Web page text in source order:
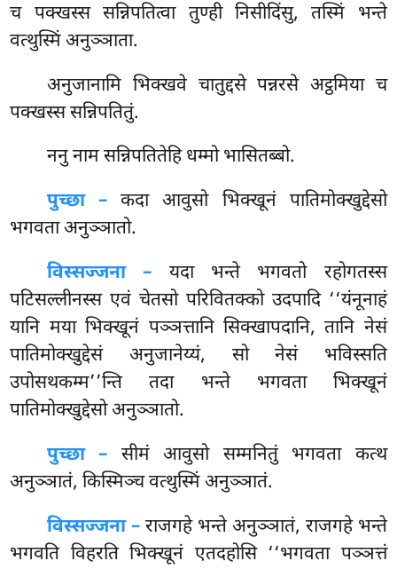
च पक्खस्स सन्निपतित्वा तुण्ही निसीदिंसु, तस्मिं भन्ते
वत्थुस्मिं अनुञ्ञाता.
अनुजानामि भिक्खवे चातुद्दसे पन्नरसे अट्ठमिया च
पक्खस्स सन्निपतितुं.
ननु नाम सन्निपतितेहि धम्मो भासितब्बो.
पुच्छा – कदा आवुसो भिक्खूनं पातिमोक्खुद्देसो
भगवता अनुञ्ञातो.
विस्सज्जना – यदा भन्ते भगवतो रहोगतस्स
पटिसल्लीनस्स एवं चेतसो परिवितक्को उदपादि ‘‘यंनूनाहं
यानि मया भिक्खूनं पञ्ञत्तानि सिक्खापदानि, तानि नेसं
पातिमोक्खुद्देसं अनुजानेय्यं, सो नेसं भविस्सति
उपोसथकम्म’’न्तितदा भन्ते भगवता भिक्खूनं
पातिमोक्खुद्देसो अनुञ्ञातो.
पुच्छा – सीमं आवुसो सम्मनितुं भगवता कत्थ
अनुञ्ञातं, किस्मिञ्च वत्थुस्मिं अनुञ्ञातं.
विस्सज्जना – राजगहे भन्ते अनुञ्ञातं, राजगहे भन्ते
भगवति विहरति भिक्खूनं एतदहोसि ‘‘भगवता पञ्ञत्तं